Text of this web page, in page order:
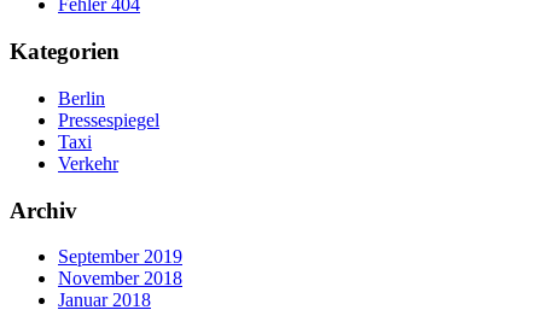
Fehler 404
Kategorien
Berlin
Pressespiegel
Taxi
Verkehr
Archiv
September 2019
November 2018
Januar 2018